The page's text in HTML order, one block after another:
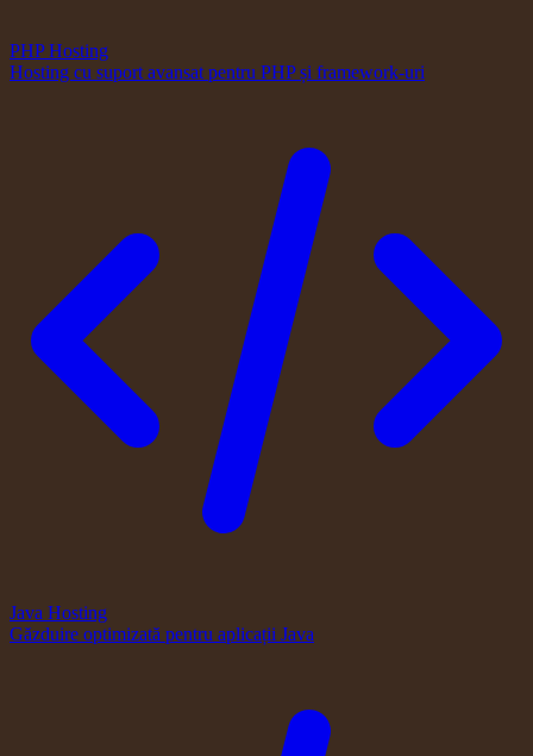
PHP Hosting
Hosting cu suport avansat pentru PHP și framework-uri
Java Hosting
Găzduire optimizată pentru aplicații Java